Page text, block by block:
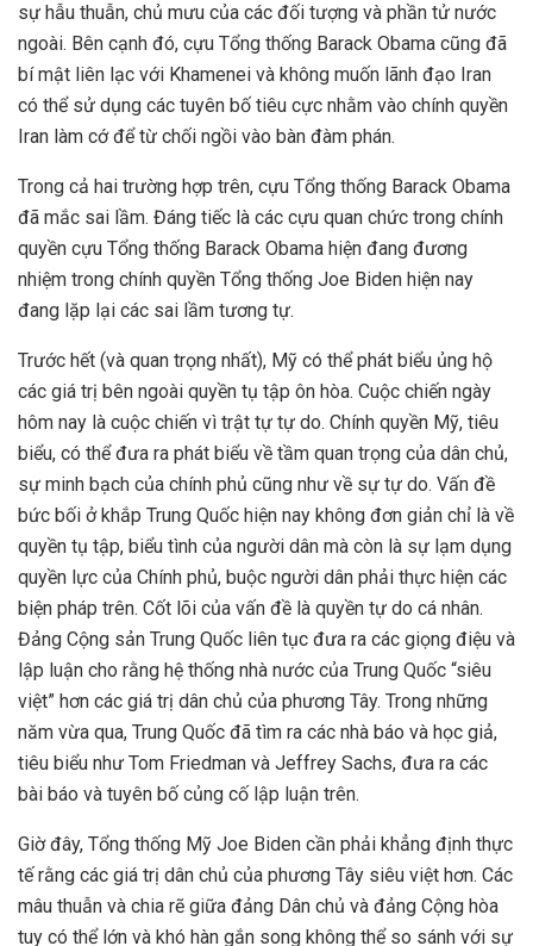
sự hẫu thuẫn, chủ mưu của các đối tượng và phần tử nước
ngoài. Bên cạnh đó, cựu Tổng thống Barack Obama cũng đã
bí mật liên lạc với Khamenei và không muốn lãnh đạo Iran
có thể sử dụng các tuyên bố tiêu cực nhằm vào chính quyền
Iran làm cớ để từ chối ngồi vào bàn đàm phán.
Trong cả hai trường hợp trên, cựu Tổng thống Barack Obama
đã mắc sai lầm. Đáng tiếc là các cựu quan chức trong chính
quyền cựu Tổng thống Barack Obama hiện đang đương
nhiệm trong chính quyền Tổng thống Joe Biden hiện nay
đang lặp lại các sai lầm tương tự.
Trước hết (và quan trọng nhất), Mỹ có thể phát biểu ủng hộ
các giá trị bên ngoài quyền tụ tập ôn hòa. Cuộc chiến ngày
hôm nay là cuộc chiến vì trật tự tự do. Chính quyền Mỹ, tiêu
biểu, có thể đưa ra phát biểu về tầm quan trọng của dân chủ,
sự minh bạch của chính phủ cũng như về sự tự do. Vấn đề
bức bối ở khắp Trung Quốc hiện nay không đơn giản chỉ là về
quyền tụ tập, biểu tình của người dân mà còn là sự lạm dụng
quyền lực của Chính phủ, buộc người dân phải thực hiện các
biện pháp trên. Cốt lõi của vấn đề là quyền tự do cá nhân.
Đảng Cộng sản Trung Quốc liên tục đưa ra các giọng điệu và
lập luận cho rằng hệ thống nhà nước của Trung Quốc “siêu
việt” hơn các giá trị dân chủ của phương Tây. Trong những
năm vừa qua, Trung Quốc đã tìm ra các nhà báo và học giả,
tiêu biểu như Tom Friedman và Jeffrey Sachs, đưa ra các
bài báo và tuyên bố củng cố lập luận trên.
Giờ đây, Tổng thống Mỹ Joe Biden cần phải khẳng định thực
tế rằng các giá trị dân chủ của phương Tây siêu việt hơn. Các
mâu thuẫn và chia rẽ giữa đảng Dân chủ và đảng Cộng hòa
tuy có thể lớn và khó hàn gắn song không thể so sánh với sự